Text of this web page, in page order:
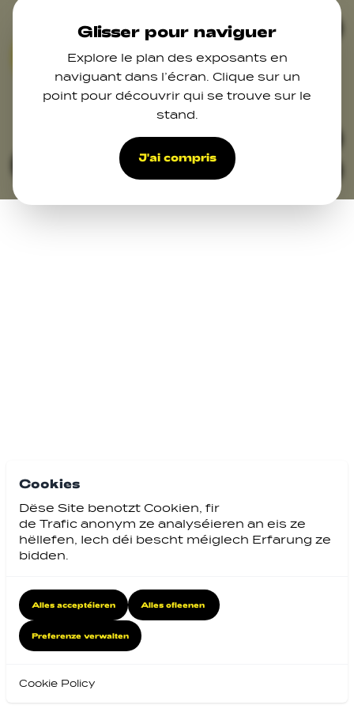
Skip to main content
Cookies
Dëse Site benotzt Cookien, fir
de Trafic anonym ze analyséieren an eis ze
hëllefen, Iech déi bescht méiglech Erfarung ze
bidden.
Alles acceptéieren Alles ofleenen
Preferenze verwalten
Cookie Policy
Glisser pour naviguer
Explore le plan des exposants en
naviguant dans l’écran. Clique sur un
point pour découvrir qui se trouve sur le
stand.
J'ai compris
09
03
11
07
48
02
33
01
34